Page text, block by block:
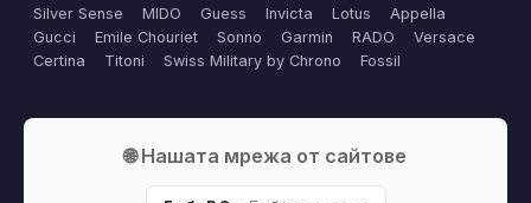
Silver Sense
MIDO Guess Invicta Lotus
Appella
Gucci
Emile Chouriet Sonno Garmin RADO
Versace
Certina
Titoni Swiss Military by Chrono Fossil
🌐 Нашата мрежа от сайтове